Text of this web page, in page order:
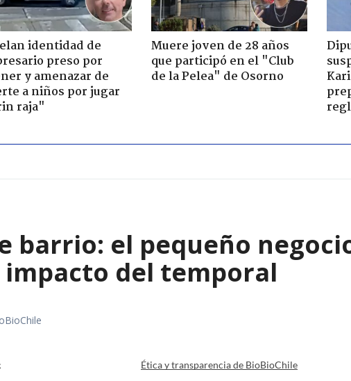
identidad de
preso por
y amenazar de
a niños por jugar
raja"
Muere joven de 28 años
que participó en el "Club
de la Pelea" de Osorno
barrio: el pequeño
del temporal
Ética y transparencia de BioBioChile